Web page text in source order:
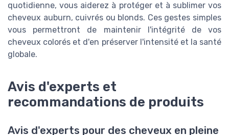
quotidienne, vous aiderez à protéger et à sublimer vos
cheveux auburn, cuivrés ou blonds. Ces gestes simples
vous permettront de maintenir l'intégrité de vos
cheveux colorés et d'en préserver l'intensité et la santé
globale.
Avis d'experts et
recommandations de produits
Avis d'experts pour des cheveux en pleine